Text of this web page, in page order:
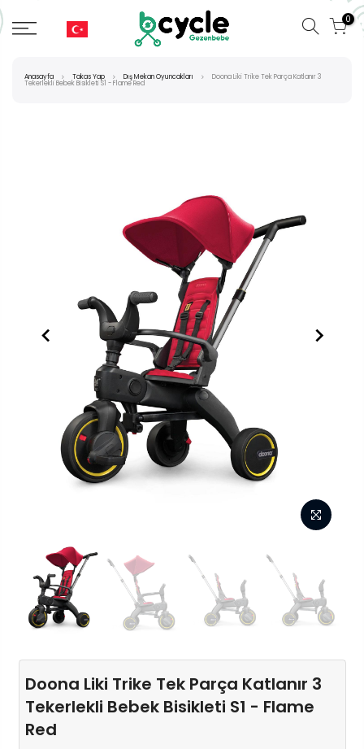
0
Anasayfa Takas Yap Dış Mekan Oyuncakları Doona Liki Trike Tek Parça Katlanır 3
Tekerlekli Bebek Bisikleti S1 - Flame Red
Doona Liki Trike Tek Parça Katlanır 3
Tekerlekli Bebek Bisikleti S1 - Flame
Red